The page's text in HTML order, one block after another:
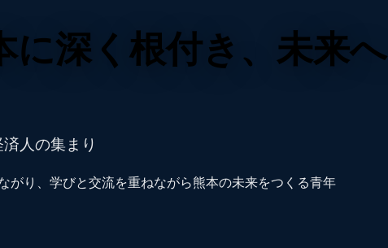
に深く根付き、未来へ
人の集まり
がり、学びと交流を重ねながら熊本の未来をつくる青年